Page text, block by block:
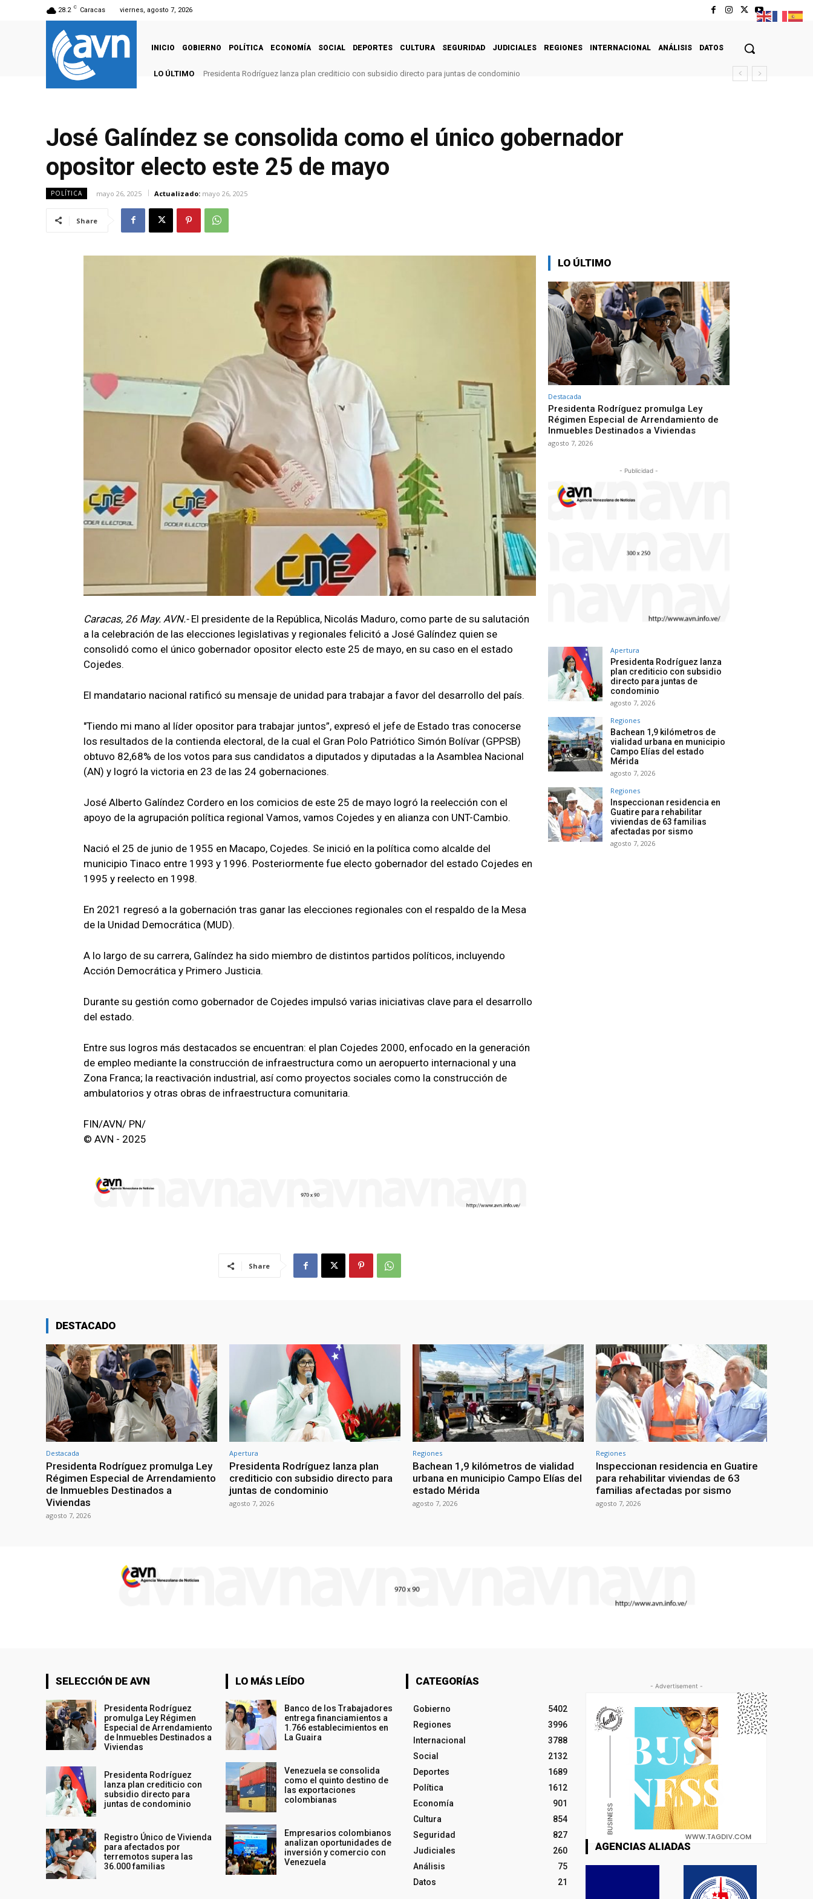
28.2 C Caracas viernes, agosto 7, 2026
INICIO GOBIERNO POLÍTICA ECONOMÍA SOCIAL DEPORTES CULTURA SEGURIDAD JUDICIALES REGIONES INTERNACIONAL ANÁLISIS DATOS
LO ÚLTIMO Presidenta Rodríguez lanza plan crediticio con subsidio directo para juntas de condominio
José Galíndez se consolida como el único gobernador
opositor electo este 25 de mayo
POLÍTICA mayo 26, 2025 Actualizado: mayo 26, 2025
Share
Caracas, 26 May. AVN.- El presidente de la República, Nicolás Maduro, como parte de su salutación
a la celebración de las elecciones legislativas y regionales felicitó a José Galíndez quien se
consolidó como el único gobernador opositor electo este 25 de mayo, en su caso en el estado
Cojedes.
El mandatario nacional ratificó su mensaje de unidad para trabajar a favor del desarrollo del país.
"Tiendo mi mano al líder opositor para trabajar juntos”, expresó el jefe de Estado tras conocerse
los resultados de la contienda electoral, de la cual el Gran Polo Patriótico Simón Bolívar (GPPSB)
obtuvo 82,68% de los votos para sus candidatos a diputados y diputadas a la Asamblea Nacional
(AN) y logró la victoria en 23 de las 24 gobernaciones.
José Alberto Galíndez Cordero en los comicios de este 25 de mayo logró la reelección con el
apoyo de la agrupación política regional Vamos, vamos Cojedes y en alianza con UNT-Cambio.
Nació el 25 de junio de 1955 en Macapo, Cojedes. Se inició en la política como alcalde del
municipio Tinaco entre 1993 y 1996. Posteriormente fue electo gobernador del estado Cojedes en
1995 y reelecto en 1998.
En 2021 regresó a la gobernación tras ganar las elecciones regionales con el respaldo de la Mesa
de la Unidad Democrática (MUD).
A lo largo de su carrera, Galíndez ha sido miembro de distintos partidos políticos, incluyendo
Acción Democrática y Primero Justicia.
Durante su gestión como gobernador de Cojedes impulsó varias iniciativas clave para el desarrollo
del estado.
Entre sus logros más destacados se encuentran: el plan Cojedes 2000, enfocado en la generación
de empleo mediante la construcción de infraestructura como un aeropuerto internacional y una
Zona Franca; la reactivación industrial, así como proyectos sociales como la construcción de
ambulatorios y otras obras de infraestructura comunitaria.
FIN/AVN/ PN/
© AVN - 2025
Share
LO ÚLTIMO
Destacada
Presidenta Rodríguez promulga Ley
Régimen Especial de Arrendamiento de
Inmuebles Destinados a Viviendas
agosto 7, 2026
- Publicidad -
Apertura
Presidenta Rodríguez lanza
plan crediticio con subsidio
directo para juntas de
condominio
agosto 7, 2026
Regiones
Bachean 1,9 kilómetros de
vialidad urbana en municipio
Campo Elías del estado
Mérida
agosto 7, 2026
Regiones
Inspeccionan residencia en
Guatire para rehabilitar
viviendas de 63 familias
afectadas por sismo
agosto 7, 2026
DESTACADO
Destacada
Presidenta Rodríguez promulga Ley
Régimen Especial de Arrendamiento
de Inmuebles Destinados a
Viviendas
agosto 7, 2026
Apertura
Presidenta Rodríguez lanza plan
crediticio con subsidio directo para
juntas de condominio
agosto 7, 2026
Regiones
Bachean 1,9 kilómetros de vialidad
urbana en municipio Campo Elías del
estado Mérida
agosto 7, 2026
Regiones
Inspeccionan residencia en Guatire
para rehabilitar viviendas de 63
familias afectadas por sismo
agosto 7, 2026
SELECCIÓN DE AVN
Presidenta Rodríguez
promulga Ley Régimen
Especial de Arrendamiento
de Inmuebles Destinados a
Viviendas
Presidenta Rodríguez
lanza plan crediticio con
subsidio directo para
juntas de condominio
Registro Único de Vivienda
para afectados por
terremotos supera las
36.000 familias
LO MÁS LEÍDO
Banco de los Trabajadores
entrega financiamientos a
1.766 establecimientos en
La Guaira
Venezuela se consolida
como el quinto destino de
las exportaciones
colombianas
Empresarios colombianos
analizan oportunidades de
inversión y comercio con
Venezuela
CATEGORÍAS
Gobierno
5402
Regiones
3996
Internacional
3788
Social
2132
Deportes
1689
Política
1612
Economía
901
Cultura
854
Seguridad
827
Judiciales
260
Análisis
75
Datos
21
- Advertisement -
AGENCIAS ALIADAS